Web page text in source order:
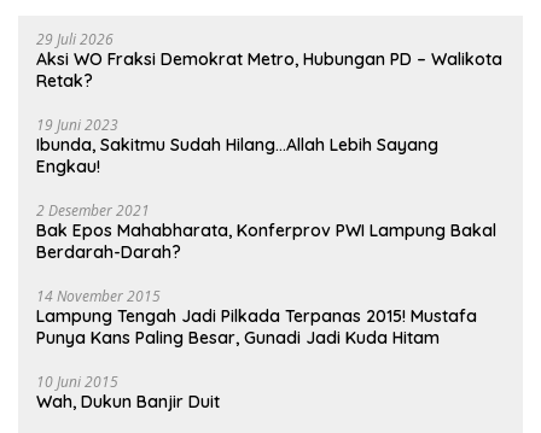
29 Juli 2026
Aksi WO Fraksi Demokrat Metro, Hubungan PD – Walikota
Retak?
19 Juni 2023
Ibunda, Sakitmu Sudah Hilang…Allah Lebih Sayang
Engkau!
2 Desember 2021
Bak Epos Mahabharata, Konferprov PWI Lampung Bakal
Berdarah-Darah?
14 November 2015
Lampung Tengah Jadi Pilkada Terpanas 2015! Mustafa
Punya Kans Paling Besar, Gunadi Jadi Kuda Hitam
10 Juni 2015
Wah, Dukun Banjir Duit